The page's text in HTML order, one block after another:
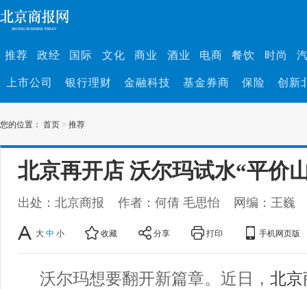
推荐 政经 国际 文化 商业 酒业 电商 餐饮 时尚
上市公司 银行理财 金融科技 基金券商 保险 创新
您的位置： 首页 > 推荐
北京再开店 沃尔玛试水“平价
出处：北京商报 作者：何倩 毛思怡 网编：王巍
大 中 小 收藏 分享 打印 手机网页版
沃尔玛想要翻开新篇章。近日， 北京